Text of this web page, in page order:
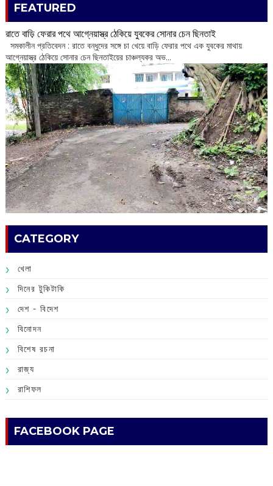
FEATURED
রাতে বাড়ি ফেরার পথে আগ্নেয়াস্ত্র ঠেকিয়ে যুবকের সোনার চেন ছিনতাই
সমকালীন প্রতিবেদন : রাতে বন্ধুদের সঙ্গে চা খেয়ে বাড়ি ফেরার পথে এক যুবকের মাথায়
আগ্নেয়াস্ত্র ঠেকিয়ে সোনার চেন ছিনতাইয়ের চাঞ্চল্যকর অভ...
CATEGORY
খেলা
দিনের টুকিটাকি
দেশ - বিদেশ
বিনোদন
বিশেষ রচনা
রাজ্য
রাশিফল
FACEBOOK PAGE